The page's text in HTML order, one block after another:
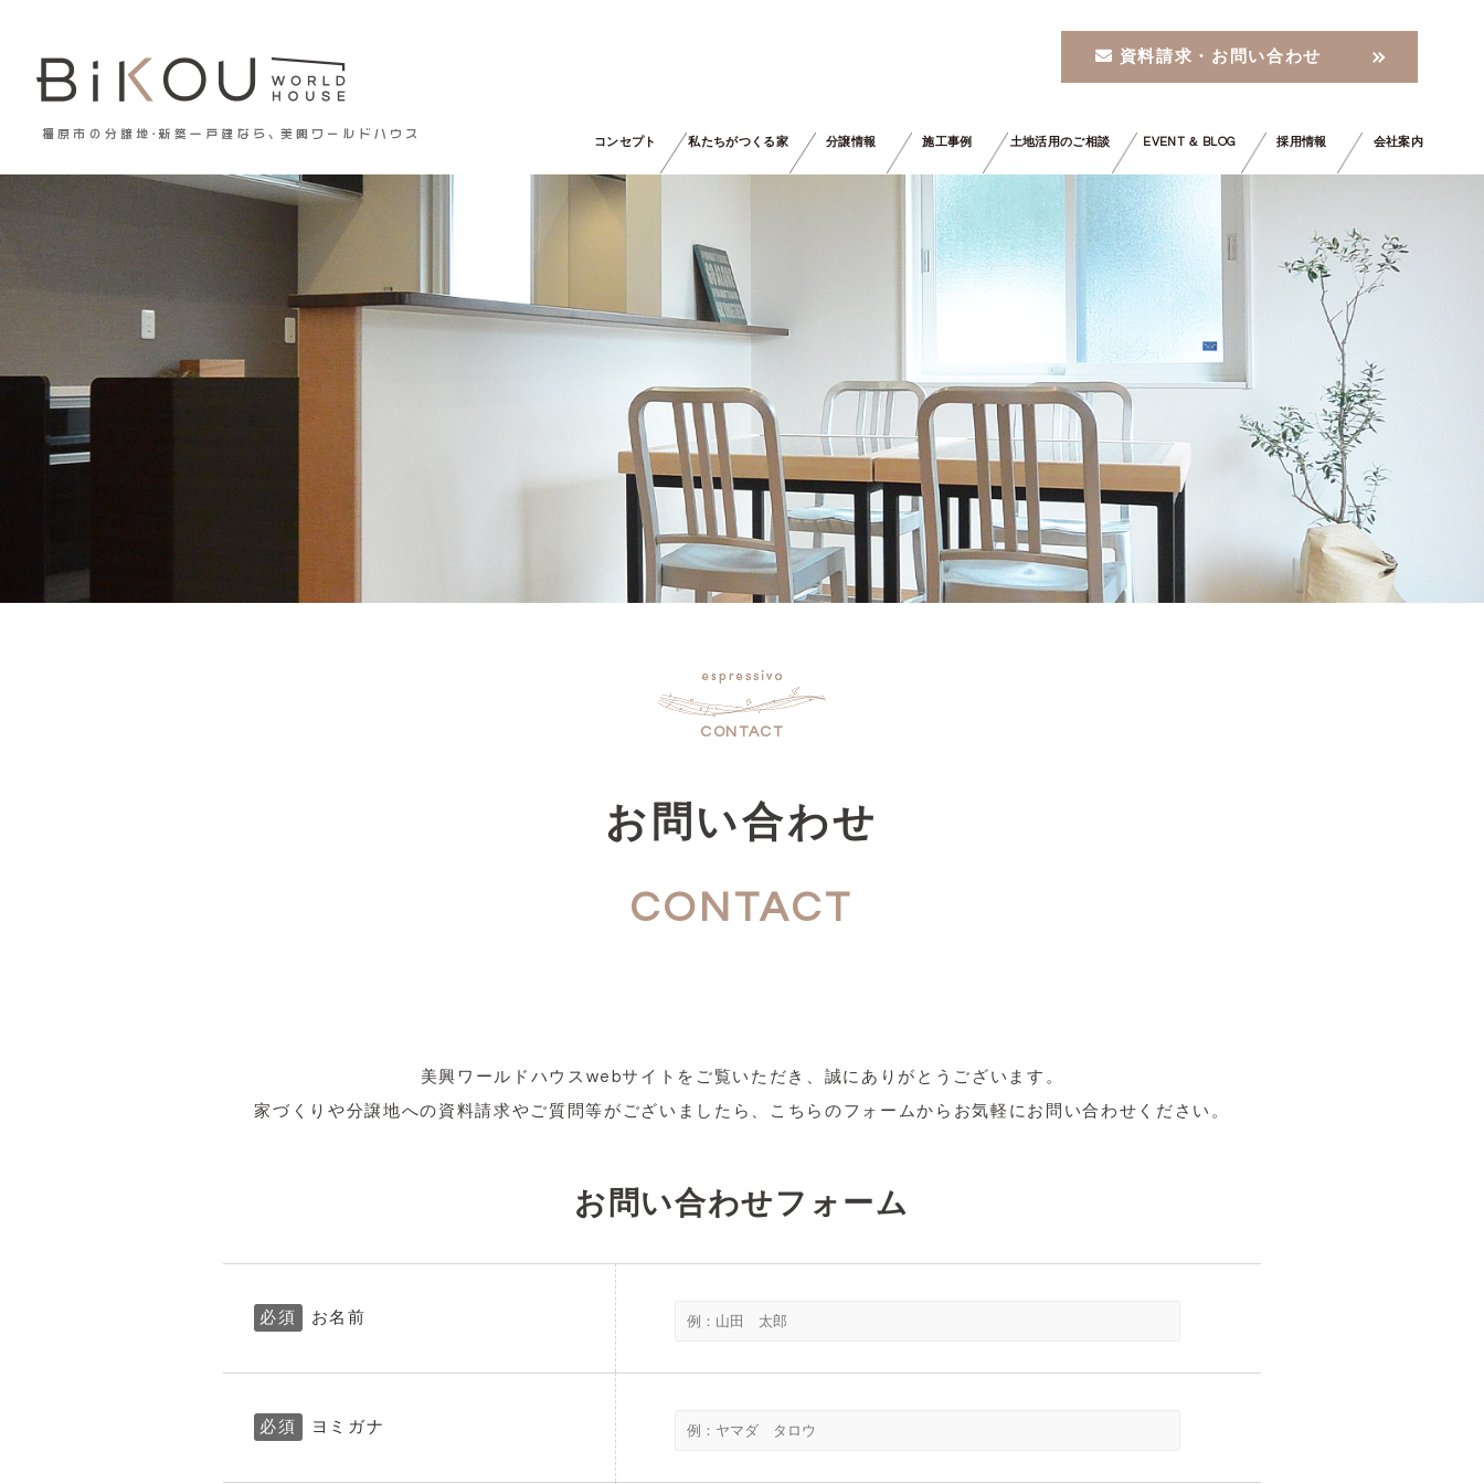
資料請求・お問い合わせ
コンセプト 私たちがつくる家 分譲情報 施工事例 土地活用のご相談 EVENT ＆ BLOG 採用情報 会社案内
CONTACT
お問い合わせ
CONTACT
美興ワールドハウスwebサイトをご覧いただき、 誠にありがとうございます。
家づくりや分譲地への資料請求や ご質問等がございましたら、 こちらのフォームからお気軽にお問い合わせください。
お問い合わせフォーム
必須 お名前
必須 ヨミガナ